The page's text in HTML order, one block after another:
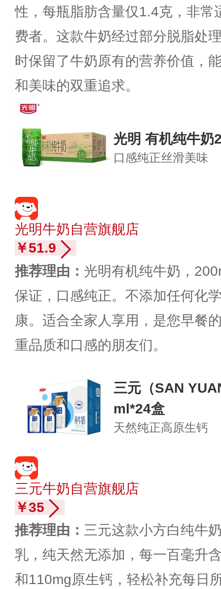
性，每瓶脂肪含量仅1.4克，非常
费者。这款牛奶经过部分脱脂处
时保留了牛奶原有的营养价值，
和美味的双重追求。
光明 有机纯牛奶
口感纯正丝滑美味
光明牛奶自营旗舰店
￥51.9
推荐理由： 光明有机纯牛奶，
保证，口感纯正。不添加任何化
康。适合全家人享用，是您早餐
重品质和口感的朋友们。
三元（SAN
ml*24盒
天然纯正高原生钙
三元牛奶自营旗舰店
￥35
推荐理由： 三元这款小方白纯牛
乳，纯天然无添加，每一百毫升
和110mg原生钙，轻松补充每日